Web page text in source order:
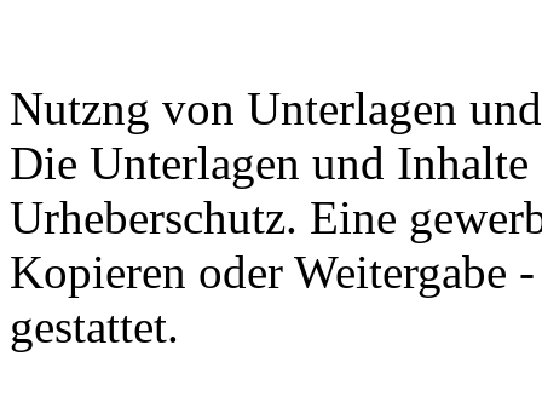
Nutzng von Unterlagen
Die Unterlagen und
Urheberschutz. Eine
Kopieren oder Weitergabe
gestattet.